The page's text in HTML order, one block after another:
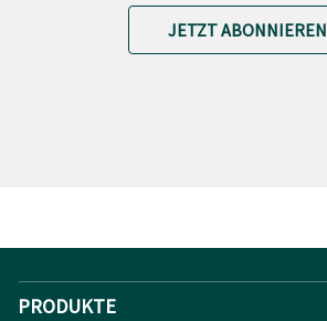
JETZT ABONNIEREN
PRODUKTE